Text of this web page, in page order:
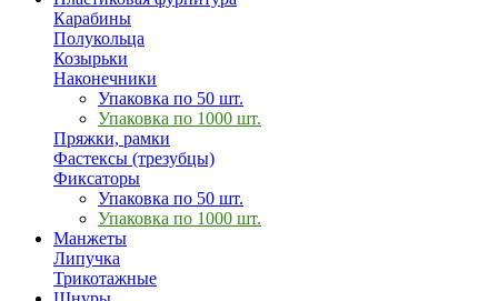
Карабины
Полукольца
Козырьки
Наконечники
Упаковка по 50 шт.
Упаковка по 1000 шт.
Пряжки, рамки
Фастексы (трезубцы)
Фиксаторы
Упаковка по 50 шт.
Упаковка по 1000 шт.
Манжеты
Липучка
Трикотажные